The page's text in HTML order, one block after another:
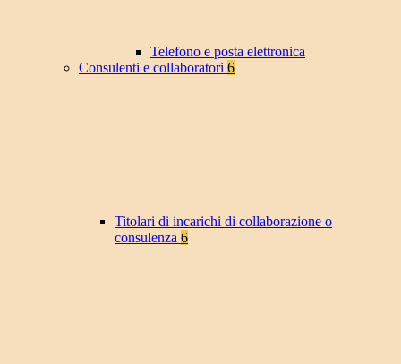
Telefono e posta elettronica
Consulenti e collaboratori 6
Titolari di incarichi di collaborazione o
consulenza 6